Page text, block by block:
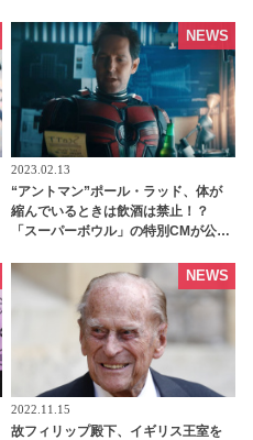
万回以上の再生数を記録［動画あ
り］ - tvgroove
2023.02.13
“アントマン”ポール・ラッド、体が
縮んでいるときは飲酒は禁止！？
「スーパーボウル」の特別CMが公開
NEWS
2022.11.15
故フィリップ殿下、イギリス王室を
NEWS